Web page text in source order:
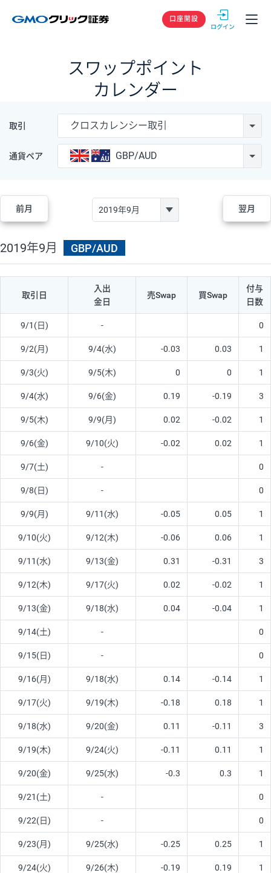
GMOクリック
口座開設
スワップポイント
カレンダー
取引 クロスカレンシー取引
通貨ペア GBP/AUD
前月 翌月
2019年9月 GBP/AUD
取引日
入出
金日
売Swap 買Swap
付与
日数
9/1(日) - 0
9/2(月) 9/4(水) -0.03 0.03 1
9/3(火) 9/5(木) 0 0 1
9/4(水) 9/6(金) 0.19 -0.19 3
9/5(木) 9/9(月) 0.02 -0.02 1
9/6(金) 9/10(火) -0.02 0.02 1
9/7(土) - 0
9/8(日) - 0
9/9(月) 9/11(水) -0.05 0.05 1
9/10(火) 9/12(木) -0.06 0.06 1
9/11(水) 9/13(金) 0.31 -0.31 3
9/12(木) 9/17(火) 0.02 -0.02 1
9/13(金) 9/18(水) 0.04 -0.04 1
9/14(土) - 0
9/15(日) - 0
9/16(月) 9/18(水) 0.14 -0.14 1
9/17(火) 9/19(木) -0.18 0.18 1
9/18(水) 9/20(金) 0.11 -0.11 3
9/19(木) 9/24(火) -0.11 0.11 1
9/20(金) 9/25(水) -0.3 0.3 1
9/21(土) - 0
9/22(日) - 0
9/23(月) 9/25(水) -0.25 0.25 1
9/24(火) 9/26(木) -0.19 0.19 1